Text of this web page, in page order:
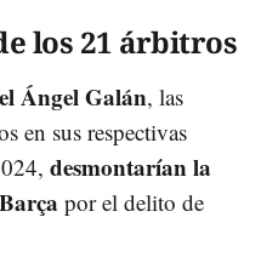
los 21 árbitros
Ángel Galán, las
en sus respectivas
desmontarían la
por el delito de